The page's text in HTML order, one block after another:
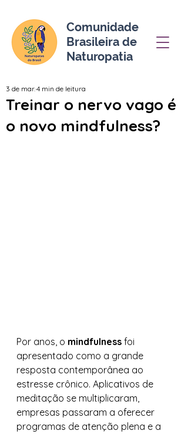
Comunidade
Brasileira de
Naturopatia
Treinar o nervo vago é
o novo mindfulness?
3 de mar.4 min de leitura
Por anos, o mindfulness foi
apresentado como a grande
resposta contemporânea ao
estresse crônico. Aplicativos de
meditação se multiplicaram,
empresas passaram a oferecer
programas de atenção plena e a